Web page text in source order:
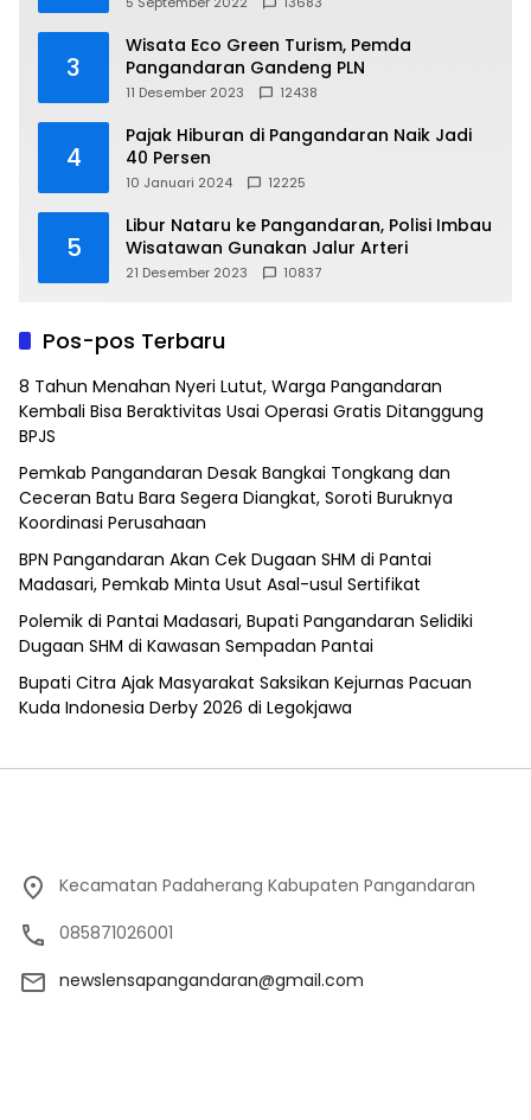
3
Wisata Eco Green Turism, Pemda
Pangandaran Gandeng PLN
11 Desember 2023 12438
4
Pajak Hiburan di Pangandaran Naik Jadi
40 Persen
10 Januari 2024 12225
5
Libur Nataru ke Pangandaran, Polisi Imbau
Wisatawan Gunakan Jalur Arteri
21 Desember 2023 10837
Pos-pos Terbaru
8 Tahun Menahan Nyeri Lutut, Warga Pangandaran
Kembali Bisa Beraktivitas Usai Operasi Gratis Ditanggung
BPJS
Pemkab Pangandaran Desak Bangkai Tongkang dan
Ceceran Batu Bara Segera Diangkat, Soroti Buruknya
Koordinasi Perusahaan
BPN Pangandaran Akan Cek Dugaan SHM di Pantai
Madasari, Pemkab Minta Usut Asal-usul Sertifikat
Polemik di Pantai Madasari, Bupati Pangandaran Selidiki
Dugaan SHM di Kawasan Sempadan Pantai
Bupati Citra Ajak Masyarakat Saksikan Kejurnas Pacuan
Kuda Indonesia Derby 2026 di Legokjawa
Kecamatan Padaherang Kabupaten Pangandaran
085871026001
newslensapangandaran@gmail.com